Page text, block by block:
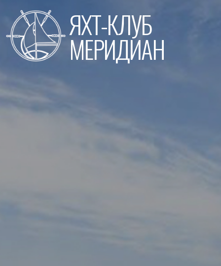
к
содержимому
ЯХТ-КЛУБ
МЕРИДИАН